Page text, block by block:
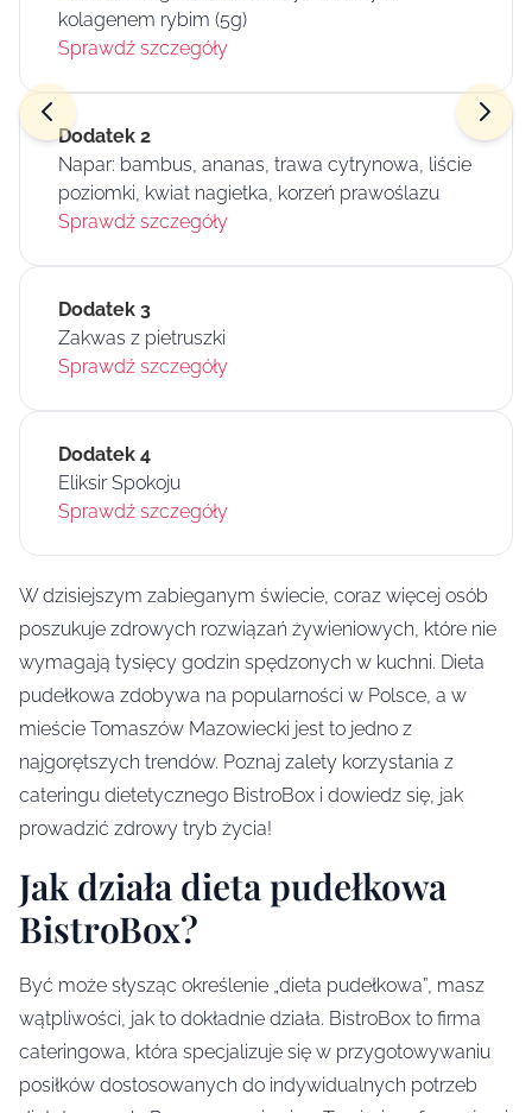
kolagenem rybim (5g)
Sprawdź szczegóły
Dodatek 2
Napar: bambus, ananas, trawa cytrynowa, liście
poziomki, kwiat nagietka, korzeń prawoślazu
Sprawdź szczegóły
Dodatek 3
Zakwas z pietruszki
Sprawdź szczegóły
Dodatek 4
Eliksir Spokoju
Sprawdź szczegóły
W dzisiejszym zabieganym świecie, coraz więcej osób
poszukuje zdrowych rozwiązań żywieniowych, które nie
wymagają tysięcy godzin spędzonych w kuchni. Dieta
pudełkowa zdobywa na popularności w Polsce, a w
mieście Tomaszów Mazowiecki jest to jedno z
najgorętszych trendów. Poznaj zalety korzystania z
cateringu dietetycznego BistroBox i dowiedz się, jak
prowadzić zdrowy tryb życia!
Jak działa dieta pudełkowa
BistroBox?
Być może słysząc określenie „dieta pudełkowa”, masz
wątpliwości, jak to dokładnie działa. BistroBox to firma
cateringowa, która specjalizuje się w przygotowywaniu
posiłków dostosowanych do indywidualnych potrzeb